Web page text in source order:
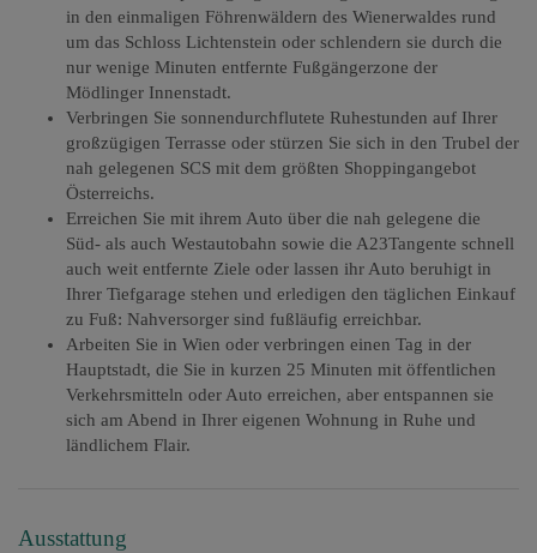
in den einmaligen Föhrenwäldern des Wienerwaldes rund
um das Schloss Lichtenstein oder schlendern sie durch die
nur wenige Minuten entfernte Fußgängerzone der
Mödlinger Innenstadt.
Verbringen Sie sonnendurchflutete Ruhestunden auf Ihrer
großzügigen Terrasse oder stürzen Sie sich in den Trubel der
nah gelegenen SCS mit dem größten Shoppingangebot
Österreichs.
Erreichen Sie mit ihrem Auto über die nah gelegene die
Süd- als auch Westautobahn sowie die A23Tangente schnell
auch weit entfernte Ziele oder lassen ihr Auto beruhigt in
Ihrer Tiefgarage stehen und erledigen den täglichen Einkauf
zu Fuß: Nahversorger sind fußläufig erreichbar.
Arbeiten Sie in Wien oder verbringen einen Tag in der
Hauptstadt, die Sie in kurzen 25 Minuten mit öffentlichen
Verkehrsmitteln oder Auto erreichen, aber entspannen sie
sich am Abend in Ihrer eigenen Wohnung in Ruhe und
ländlichem Flair.
Ausstattung